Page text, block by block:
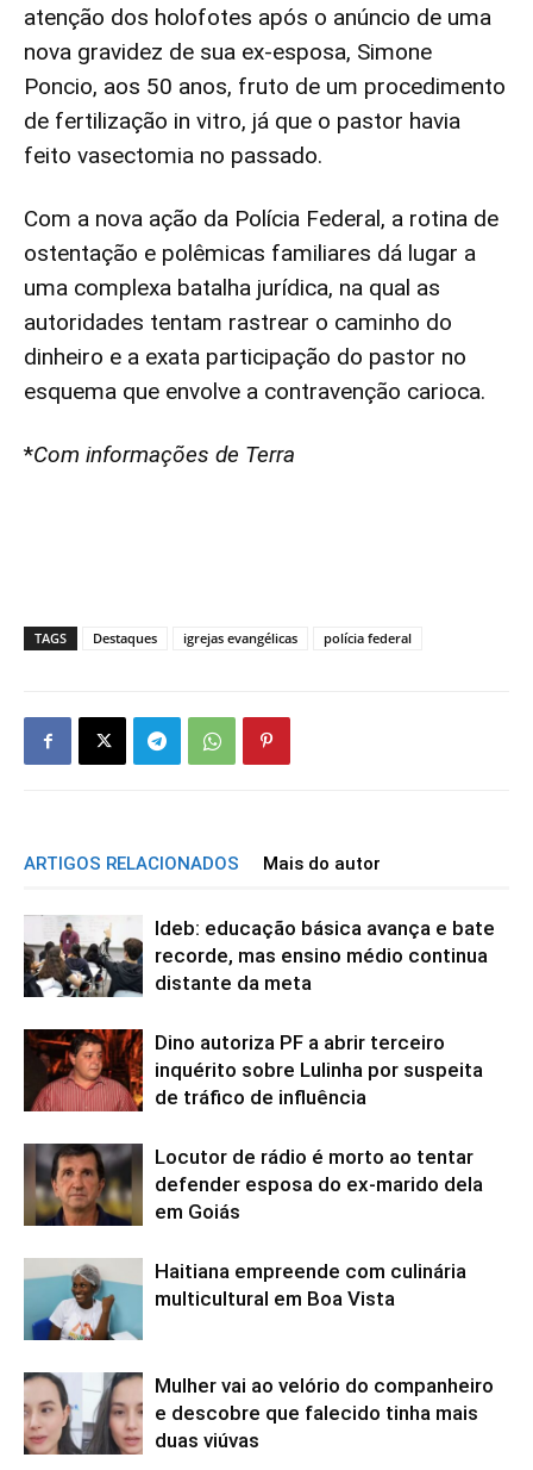
atenção dos holofotes após o anúncio de uma
nova gravidez de sua ex-esposa, Simone
Poncio, aos 50 anos, fruto de um procedimento
de fertilização in vitro, já que o pastor havia
feito vasectomia no passado.
Com a nova ação da Polícia Federal, a rotina de
ostentação e polêmicas familiares dá lugar a
uma complexa batalha jurídica, na qual as
autoridades tentam rastrear o caminho do
dinheiro e a exata participação do pastor no
esquema que envolve a contravenção carioca.
*Com informações de Terra
TAGS Destaques igrejas evangélicas polícia federal
ARTIGOS RELACIONADOS Mais do autor
Ideb: educação básica avança e bate
recorde, mas ensino médio continua
distante da meta
Dino autoriza PF a abrir terceiro
inquérito sobre Lulinha por suspeita
de tráfico de influência
Locutor de rádio é morto ao tentar
defender esposa do ex-marido dela
em Goiás
Haitiana empreende com culinária
multicultural em Boa Vista
Mulher vai ao velório do companheiro
e descobre que falecido tinha mais
duas viúvas